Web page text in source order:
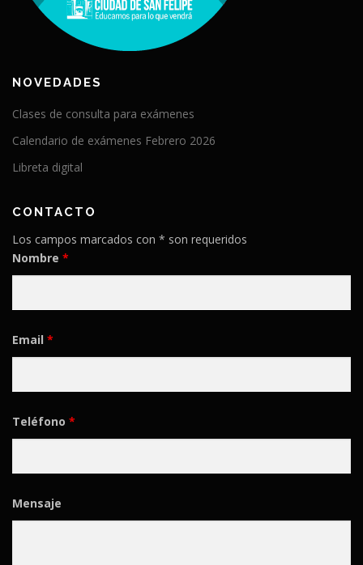
NOVEDADES
Clases de consulta para exámenes
Calendario de exámenes Febrero 2026
Libreta digital
CONTACTO
Los campos marcados con * son requeridos
Nombre *
Email *
Teléfono *
Mensaje